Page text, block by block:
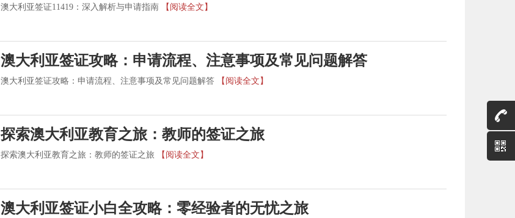
澳大利亚签证11419：深入解析与申请指南 【阅读全文】
澳大利亚签证攻略：申请流程、注意事项及常见问题解答
澳大利亚签证攻略：申请流程、注意事项及常见问题解答 【阅读全文】
探索澳大利亚教育之旅：教师的签证之旅
探索澳大利亚教育之旅：教师的签证之旅 【阅读全文】
澳大利亚签证小白全攻略：零经验者的无忧之旅